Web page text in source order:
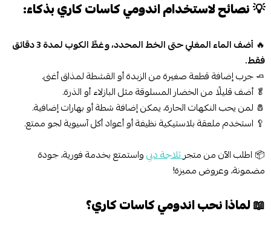
💡نصائح لاستخدام اندومي كاسات كاري بذكاء:
🔥
أضف الماء المغلي حتى الخط المحدد، وغطِّ الكوب لمدة 3 دقائق
فقط.
🧈 جرب إضافة قطعة صغيرة من الزبدة أو القشطة لمذاق أغنى.
🥬 أضف قليلًا من الخضار المسلوقة مثل البازلاء أو الذرة.
🧂 لمن يحب النكهات الحارة، يمكن إضافة شطة أو بهارات إضافية.
🥄 استخدم ملعقة بلاستيكية نظيفة أو أعواد أكل آسيوية لجو ممتع.
📦 اطلب الآن من متجرثلاجة دبيواستمتع بخدمة فورية، جودة
مضمونة، وعروض مميزة!
📖لماذا نحب اندومي كاسات كاري؟